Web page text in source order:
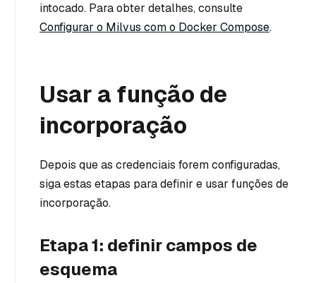
intocado. Para obter detalhes, consulte
Configurar o Milvus com o Docker Compose.
Usar a função de
incorporação
Depois que as credenciais forem configuradas,
siga estas etapas para definir e usar funções de
incorporação.
Etapa 1: definir campos de
esquema